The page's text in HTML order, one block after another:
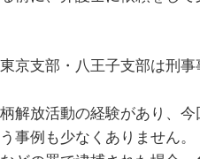
京支部・八王子支部は刑
解放活動の経験があり、
事例も少なくありません。